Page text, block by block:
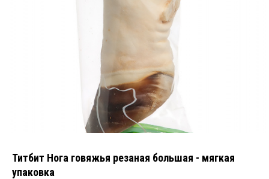
Титбит Нога говяжья резаная большая - мягкая
упаковка